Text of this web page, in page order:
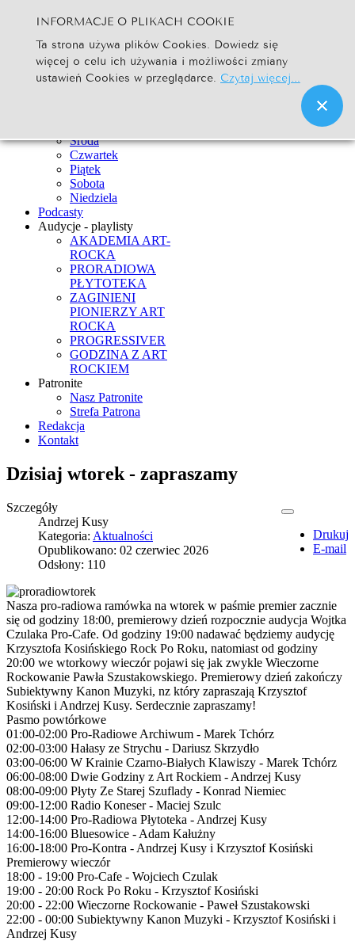
Szukaj... Go
Strona Główna
Newsy
Środa
Czwartek
Piątek
Sobota
Niedziela
Podcasty
Audycje - playlisty
AKADEMIA ART-
ROCKA
PRORADIOWA
PŁYTOTEKA
ZAGINIENI
PIONIERZY ART
ROCKA
PROGRESSIVER
GODZINA Z ART
ROCKIEM
Patronite
Nasz Patronite
Strefa Patrona
Redakcja
Kontakt
Dzisiaj wtorek - zapraszamy
Drukuj
E-mail
Szczegóły
Andrzej Kusy
Kategoria: Aktualności
Opublikowano: 02 czerwiec 2026
Odsłony: 110
Nasza pro-radiowa ramówka na wtorek w paśmie premier zacznie
się od godziny 18:00, premierowy dzień rozpocznie audycja Wojtka
Czulaka Pro-Cafe. Od godziny 19:00 nadawać będziemy audycję
Krzysztofa Kosińskiego Rock Po Roku, natomiast od godziny
20:00 we wtorkowy wieczór pojawi się jak zwykle Wieczorne
Rockowanie Pawła Szustakowskiego. Premierowy dzień zakończy
Subiektywny Kanon Muzyki, nz który zapraszają Krzysztof
Kosiński i Andrzej Kusy. Serdecznie zapraszamy!
Pasmo powtórkowe
01:00-02:00 Pro-Radiowe Archiwum - Marek Tchórz
02:00-03:00 Hałasy ze Strychu - Dariusz Skrzydło
03:00-06:00 W Krainie Czarno-Białych Klawiszy - Marek Tchórz
06:00-08:00 Dwie Godziny z Art Rockiem - Andrzej Kusy
08:00-09:00 Płyty Ze Starej Szuflady - Konrad Niemiec
09:00-12:00 Radio Koneser - Maciej Szulc
12:00-14:00 Pro-Radiowa Płytoteka - Andrzej Kusy
14:00-16:00 Bluesowice - Adam Kałużny
16:00-18:00 Pro-Kontra - Andrzej Kusy i Krzysztof Kosiński
Premierowy wieczór
18:00 - 19:00 Pro-Cafe - Wojciech Czulak
19:00 - 20:00 Rock Po Roku - Krzysztof Kosiński
20:00 - 22:00 Wieczorne Rockowanie - Paweł Szustakowski
22:00 - 00:00 Subiektywny Kanon Muzyki - Krzysztof Kosiński i
Andrzej Kusy
INFORMACJE O PLIKACH COOKIE
Ta strona używa plików Cookies. Dowiedz się
więcej o celu ich używania i możliwości zmiany
ustawień Cookies w przeglądarce. Czytaj więcej...